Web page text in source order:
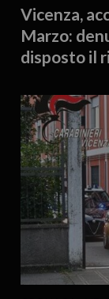
Vicenza,
Marzo:
disposto il